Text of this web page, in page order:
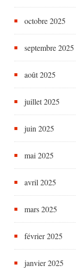
octobre 2025
septembre 2025
août 2025
juillet 2025
juin 2025
mai 2025
avril 2025
mars 2025
février 2025
janvier 2025